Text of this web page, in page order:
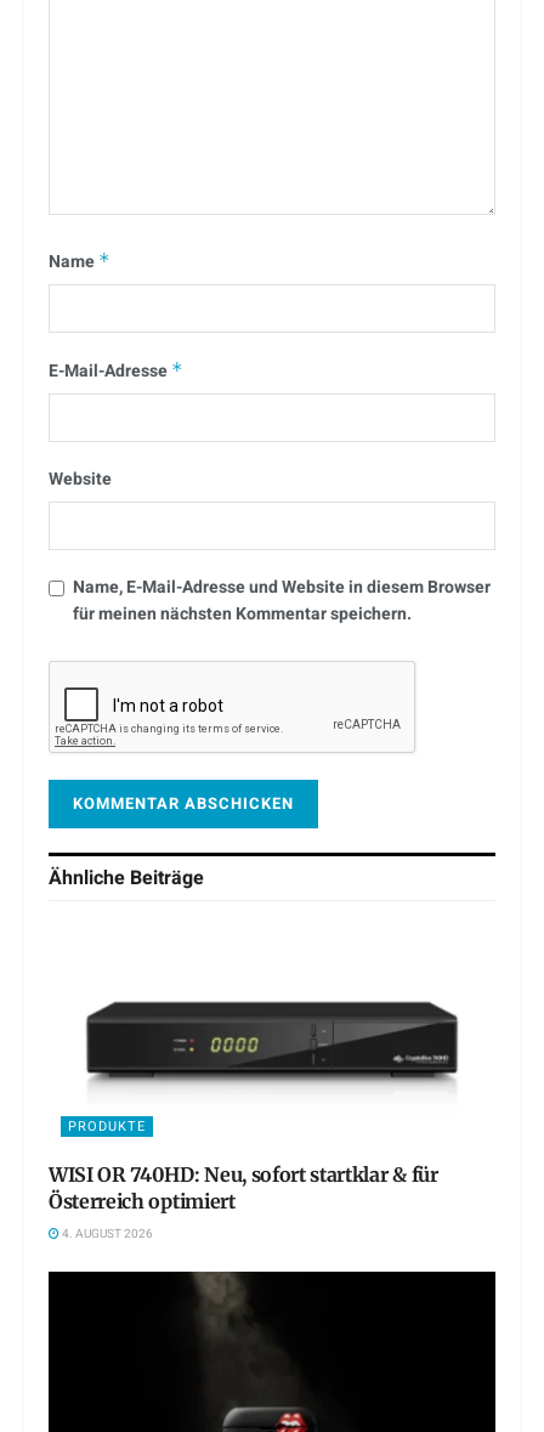
Name *
E-Mail-Adresse *
Website
Name, E-Mail-Adresse und Website in diesem Browser
für meinen nächsten Kommentar speichern.
Ähnliche Beiträge
PRODUKTE
WISI OR 740HD: Neu, sofort startklar & für
Österreich optimiert
4. AUGUST 2026